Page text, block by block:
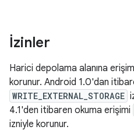
İzinler
Harici depolama alanına
korunur. Android 1.0'dan
WRITE_EXTERNAL_STORAGE
4.1'den itibaren okuma erişimi
izniyle korunur.